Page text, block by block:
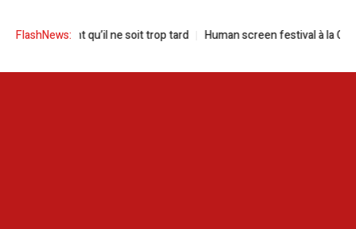
FlashNews:
avant qu’il ne soit trop tard Human screen festival à la Cité de